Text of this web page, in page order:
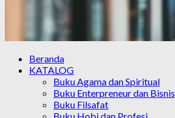
Beranda
KATALOG
Buku Agama dan Spiritual
Buku Enterpreneur dan Bisnis
Buku Filsafat